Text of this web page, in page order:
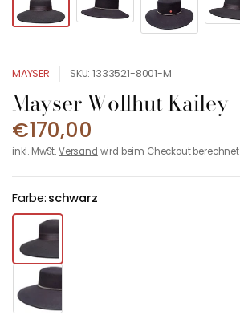
MAYSER SKU: 1333521-8001-M
Mayser Wollhut Kailey
€170,00
inkl. MwSt.Versand wird beim Checkout berechnet
Farbe: schwarz